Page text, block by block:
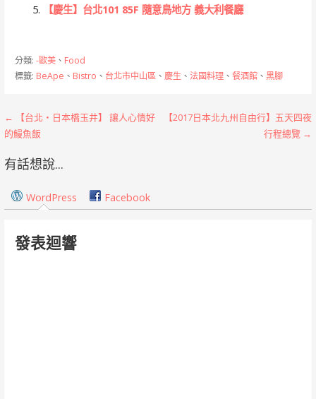
【慶生】台北101 85F 隨意鳥地方 義大利餐廳
分類: -歐美、 Food
標籤: BeApe 、 Bistro 、 台北市中山區、 慶生 、 法國料理、 餐酒館、 黑腳
文
章
導
覽
← 【台北‧日本橋玉井】 讓人心情好
的鰻魚飯
【2017日本北九州自由行】五天四夜
行程總覽 →
有話想說...
WordPress Facebook
發表迴響